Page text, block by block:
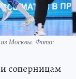
из Москвы. Фото:
соперницам